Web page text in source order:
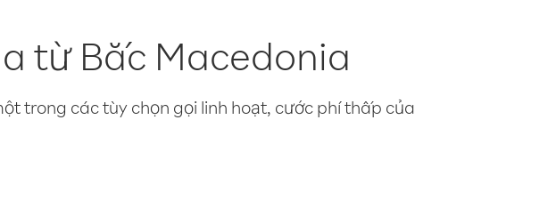
từ Bắc Macedonia
trong các tùy chọn gọi linh hoạt, cước phí thấp của